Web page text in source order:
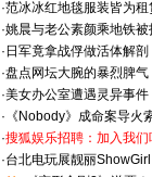
·范冰冰红地毯服装皆为租
·姚晨与老公素颜乘地铁被
· 日军竟拿战俘做活体解剖
·盘点网坛大腕的暴烈脾气
·美女办公室遭遇灵异事件
· 《Nobody》成命案导火
·搜狐娱乐招聘：加入我们
·台北电玩展靓丽ShowGirl